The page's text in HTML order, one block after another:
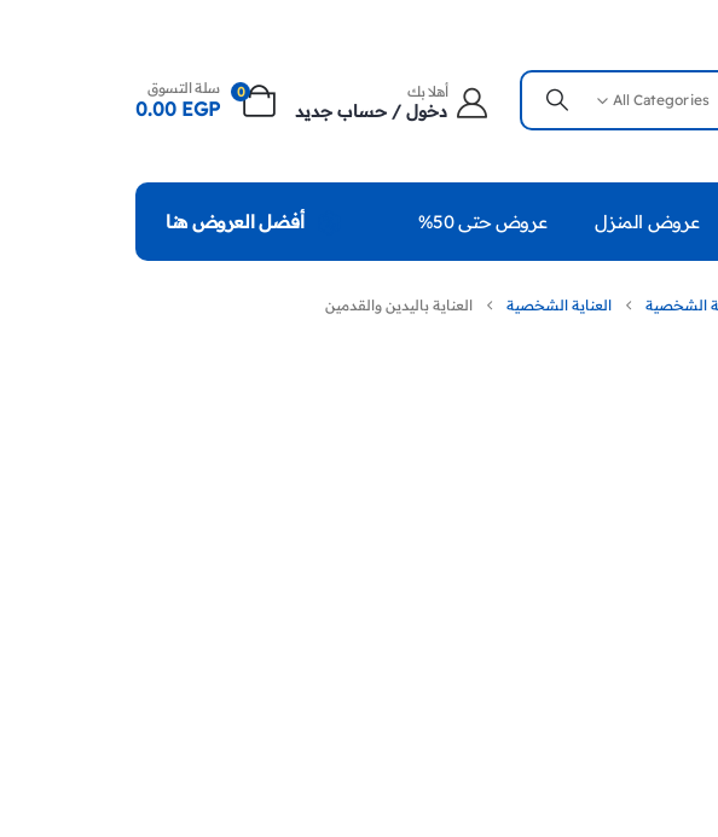
All Categories أهلا بك
دخول / حساب جديد
0 سلة التسوق
0.00 EGP
عروض المنزل عروض حتى 50% أفضل العروض هنا
الشخصية العناية الشخصية العناية باليدين والقدمين